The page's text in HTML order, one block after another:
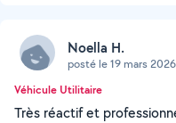
Noella H.
posté le 19 mars 2026
Véhicule Utilitaire
Très réactif et